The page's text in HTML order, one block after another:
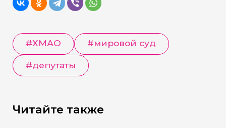
#ХМАО #мировой суд
#депутаты
Читайте также